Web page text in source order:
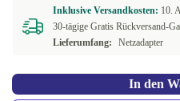
Inklusive Versandkosten: 10.
30-tägige Gratis Rückversand-
Lieferumfang:
Netzadapter
In den